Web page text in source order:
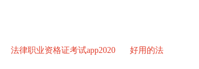
法律职业资格证考试app2020
好用的法